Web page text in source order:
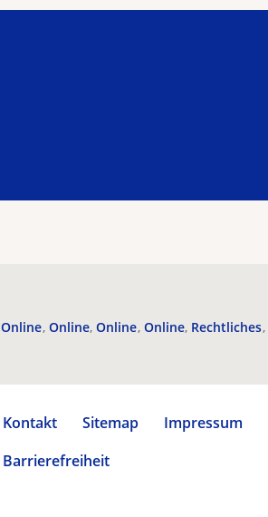
Online Online Online Online Rechtliches
Kontakt Sitemap Impressum
Barrierefreiheit